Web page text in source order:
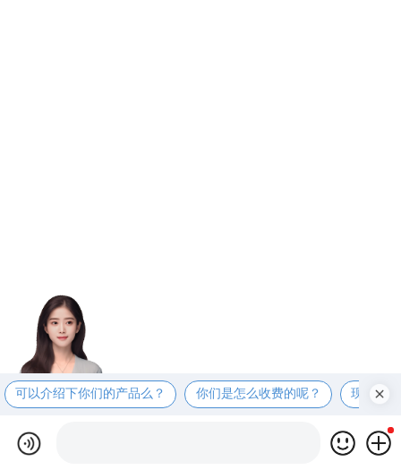
可以介绍下你们的产品么？ 你们是怎么收费的呢？ 现在有